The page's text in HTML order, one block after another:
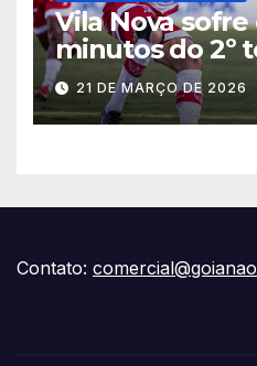
Vila Nova sofre
minutos do 2º
vitória escapar
Série B
21 DE MARÇO DE 2026
Contato: